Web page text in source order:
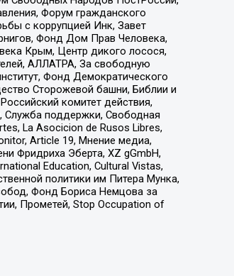
Форум гражданского
с коррупцией Инк, Завет
Фонд Дом Прав Человека,
Крым, Центр дикого лосося,
АЛЛАТРА, За свободную
Фонд Демократического
Сторожевой башни, Библии и
комитет действия,
Служба поддержки, Свободная
La Asocicion de Rusos Libres,
Article 19, Мнение медиа,
Фридриха Эберта, XZ gGmbH,
Education, Cultural Vistas,
политики им Питера Мунка,
Фонд Бориса Немцова за
Прометей, Stop Occupation of